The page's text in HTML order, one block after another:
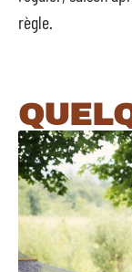
règle.